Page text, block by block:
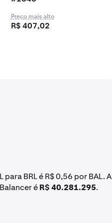
Preço mais alto
R$ 407,02
BRL é R$ 0,56 por BAL. A
éR$ 40.281.295.